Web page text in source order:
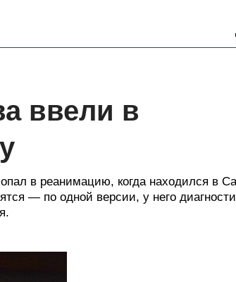
ввели в
в реанимацию, когда находился в
— по одной версии, у него